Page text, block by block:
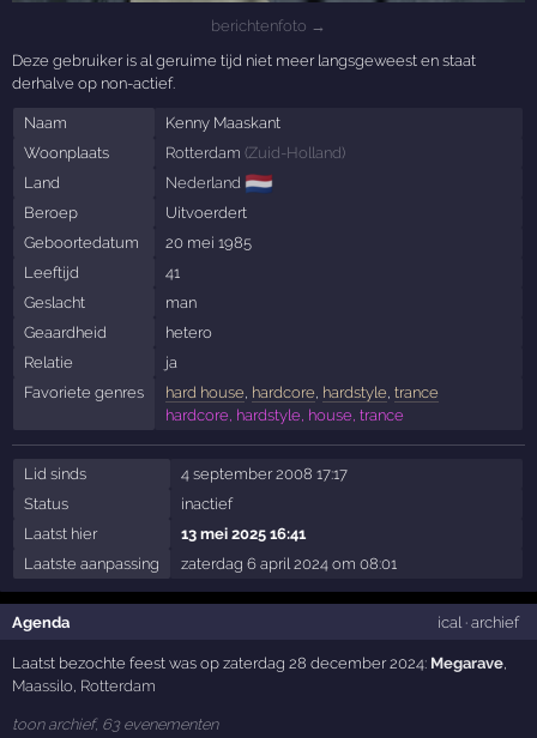
berichtenfoto →
Deze gebruiker is al geruime tijd niet meer langsgeweest en staat
derhalve op non-actief.
Naam
Kenny Maaskant
Woonplaats
Rotterdam (Zuid-Holland)
Land
Nederland 🇳🇱
Beroep
Uitvoerdert
Geboortedatum
20 mei 1985
Leeftijd
41
Geslacht
man
Geaardheid
hetero
Relatie
ja
Favoriete genres
hard house, hardcore, hardstyle, trance
hardcore, hardstyle, house, trance
Lid sinds
4 september 2008 17:17
Status
inactief
Laatst hier
13 mei 2025 16:41
Laatste aanpassing
zaterdag 6 april 2024 om 08:01
Agenda ical · archief
Laatst bezochte feest was op zaterdag 28 december 2024: Megarave
Maassilo Rotterdam
toon archief, 63 evenementen